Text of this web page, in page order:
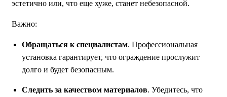
эстетично или, что еще хуже, станет небезопасной.
Важно:
Обращаться к специалистам. Профессиональная
установка гарантирует, что ограждение прослужит
долго и будет безопасным.
Следить за качеством материалов. Убедитесь, что